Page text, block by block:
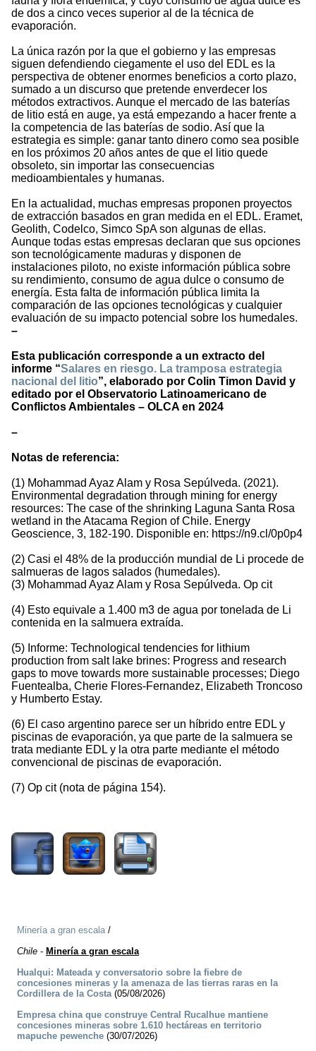
de dos a cinco veces superior al de la técnica de
evaporación.
La única razón por la que el gobierno y las empresas
siguen defendiendo ciegamente el uso del EDL es la
perspectiva de obtener enormes beneficios a corto plazo,
sumado a un discurso que pretende enverdecer los
métodos extractivos. Aunque el mercado de las baterías
de litio está en auge, ya está empezando a hacer frente a
la competencia de las baterías de sodio. Así que la
estrategia es simple: ganar tanto dinero como sea posible
en los próximos 20 años antes de que el litio quede
obsoleto, sin importar las consecuencias
medioambientales y humanas.
En la actualidad, muchas empresas proponen proyectos
de extracción basados en gran medida en el EDL. Eramet,
Geolith, Codelco, Simco SpA son algunas de ellas.
Aunque todas estas empresas declaran que sus opciones
son tecnológicamente maduras y disponen de
instalaciones piloto, no existe información pública sobre
su rendimiento, consumo de agua dulce o consumo de
energía. Esta falta de información pública limita la
comparación de las opciones tecnológicas y cualquier
evaluación de su impacto potencial sobre los humedales.
–
Esta publicación corresponde a un extracto del
informe “Salares en riesgo. La tramposa estrategia
nacional del litio”, elaborado por Colin Timon David y
editado por el Observatorio Latinoamericano de
Conflictos Ambientales – OLCA en 2024
–
Notas de referencia:
(1) Mohammad Ayaz Alam y Rosa Sepúlveda. (2021).
Environmental degradation through mining for energy
resources: The case of the shrinking Laguna Santa Rosa
wetland in the Atacama Region of Chile. Energy
Geoscience, 3, 182-190. Disponible en: https://n9.cl/0p0p4
(2) Casi el 48% de la producción mundial de Li procede de
salmueras de lagos salados (humedales).
(3) Mohammad Ayaz Alam y Rosa Sepúlveda. Op cit
(4) Esto equivale a 1.400 m3 de agua por tonelada de Li
contenida en la salmuera extraída.
(5) Informe: Technological tendencies for lithium
production from salt lake brines: Progress and research
gaps to move towards more sustainable processes; Diego
Fuentealba, Cherie Flores-Fernandez, Elizabeth Troncoso
y Humberto Estay.
(6) El caso argentino parece ser un híbrido entre EDL y
piscinas de evaporación, ya que parte de la salmuera se
trata mediante EDL y la otra parte mediante el método
convencional de piscinas de evaporación.
(7) Op cit (nota de página 154).
Minería a gran escala/
Chile - Minería a gran escala
Hualqui: Mateada y conversatorio sobre la fiebre de
concesiones mineras y la amenaza de las tierras raras en la
Cordillera de la Costa(05/08/2026)
Empresa china que construye Central Rucalhue mantiene
concesiones mineras sobre 1.610 hectáreas en territorio
mapuche pewenche (30/07/2026)